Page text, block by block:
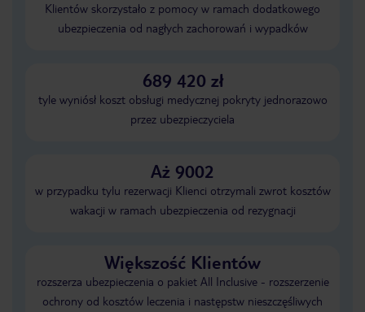
Klientów skorzystało z pomocy w ramach dodatkowego
ubezpieczenia od nagłych zachorowań i wypadków
689 420 zł
tyle wyniósł koszt obsługi medycznej pokryty jednorazowo
przez ubezpieczyciela
Aż 9002
w przypadku tylu rezerwacji Klienci otrzymali zwrot kosztów
wakacji w ramach ubezpieczenia od rezygnacji
Większość Klientów
rozszerza ubezpieczenia o pakiet All Inclusive - rozszerzenie
ochrony od kosztów leczenia i następstw nieszczęśliwych